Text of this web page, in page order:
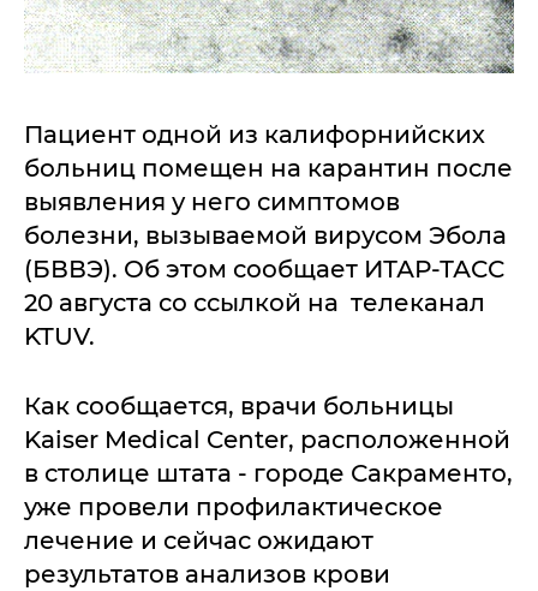
Пациент одной из калифорнийских
больниц помещен на карантин после
выявления у него симптомов
болезни, вызываемой вирусом Эбола
(БВВЭ). Об этом сообщает ИТАР-ТАСС
20 августа со ссылкой на телеканал
KTUV.
Как сообщается, врачи больницы
Kaiser Medical Center, расположенной
в столице штата - городе Сакраменто,
уже провели профилактическое
лечение и сейчас ожидают
результатов анализов крови